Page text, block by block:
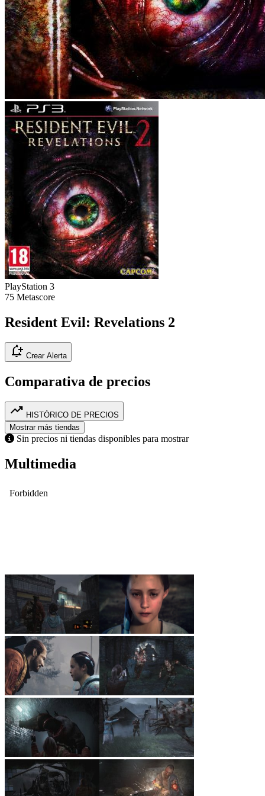
PlayStation 3
75 Metascore
Resident Evil: Revelations 2
notification_add Crear Alerta
Comparativa de precios
trending_up HISTÓRICO DE PRECIOS
Mostrar más tiendas
Sin precios ni tiendas disponibles para mostrar
Multimedia